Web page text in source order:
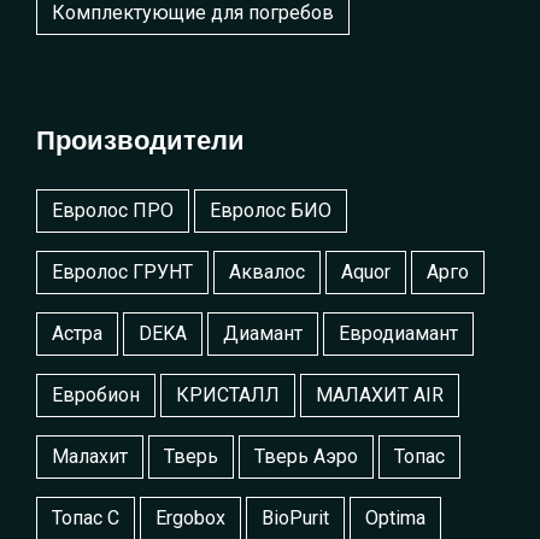
Комплектующие для погребов
Производители
Евролос ПРО Евролос БИО
Евролос ГРУНТ Аквалос Aquor Арго
Астра DEKA Диамант Евродиамант
Евробион КРИСТАЛЛ МАЛАХИТ AIR
Малахит Тверь Тверь Аэро Топас
Топас С Ergobox BioPurit Optima